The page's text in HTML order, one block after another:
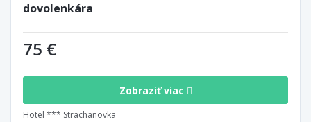
dovolenkára
75 €
Zobraziť viac
Hotel *** Strachanovka